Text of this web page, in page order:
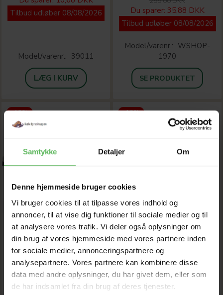
Samtykke Detaljer Om
Denne hjemmeside bruger cookies
Vi bruger cookies til at tilpasse vores indhold og
annoncer, til at vise dig funktioner til sociale medier og til
at analysere vores trafik. Vi deler også oplysninger om
din brug af vores hjemmeside med vores partnere inden
for sociale medier, annonceringspartnere og
analysepartnere. Vores partnere kan kombinere disse
data med andre oplysninger, du har givet dem, eller som
de har indsamlet fra din brug af deres tjenester.
Tilbud udløber 08/08/2026
Model/varenr.: 39011
LÆG I KURV
Du sparer: 35,88 DKK
Tilbud udløber 08/08/2026
Model/varenr.: WSHOP-
1970
SE PRODUKTET
-12%
TRANSPORTKASSE
-12%
TRANSPORT KASSE